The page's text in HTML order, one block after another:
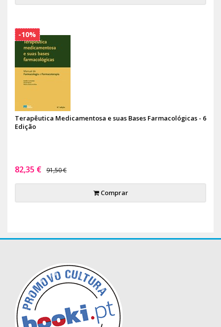
Terapêutica Medicamentosa e suas Bases Farmacológicas - 6
Edição
82,35 € 91,50 €
Comprar
-10%